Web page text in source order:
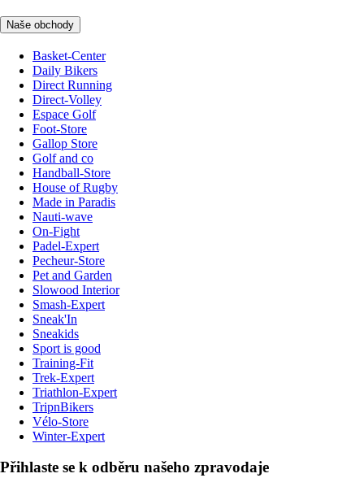
Naše obchody
Basket-Center
Daily Bikers
Direct Running
Direct-Volley
Espace Golf
Foot-Store
Gallop Store
Golf and co
Handball-Store
House of Rugby
Made in Paradis
Nauti-wave
On-Fight
Padel-Expert
Pecheur-Store
Pet and Garden
Slowood Interior
Smash-Expert
Sneak'In
Sneakids
Sport is good
Training-Fit
Trek-Expert
Triathlon-Expert
TripnBikers
Vélo-Store
Winter-Expert
Přihlaste se k odběru našeho zpravodaje